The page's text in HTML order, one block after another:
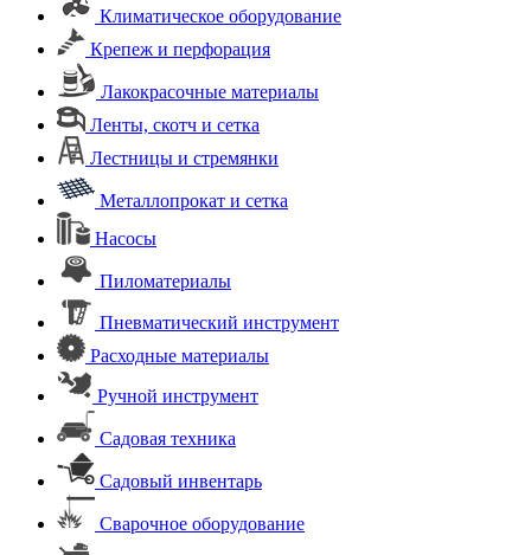
Климатическое оборудование
Крепеж и перфорация
Лакокрасочные материалы
Ленты, скотч и сетка
Лестницы и стремянки
Металлопрокат и сетка
Насосы
Пиломатериалы
Пневматический инструмент
Расходные материалы
Ручной инструмент
Садовая техника
Садовый инвентарь
Сварочное оборудование